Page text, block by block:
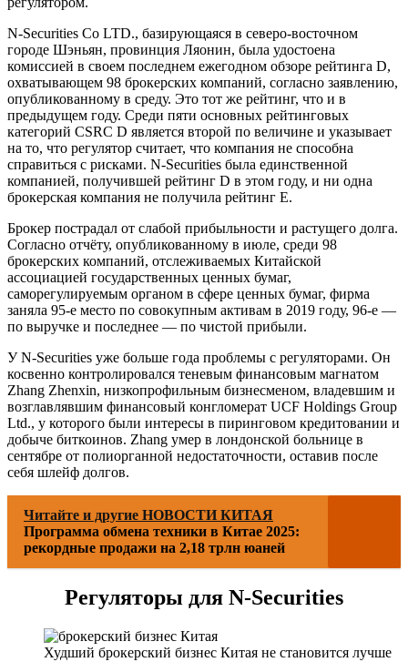
N-Securities Co LTD., базирующаяся в северо-восточном
городе Шэньян, провинция Ляонин, была удостоена
комиссией в своем последнем ежегодном обзоре рейтинга D,
охватывающем 98 брокерских компаний, согласно заявлению,
опубликованному в среду. Это тот же рейтинг, что и в
предыдущем году. Среди пяти основных рейтинговых
категорий CSRC D является второй по величине и указывает
на то, что регулятор считает, что компания не способна
справиться с рисками. N-Securities была единственной
компанией, получившей рейтинг D в этом году, и ни одна
брокерская компания не получила рейтинг E.
Брокер пострадал от слабой прибыльности и растущего долга.
Согласно отчёту, опубликованному в июле, среди 98
брокерских компаний, отслеживаемых Китайской
ассоциацией государственных ценных бумаг,
саморегулируемым органом в сфере ценных бумаг, фирма
заняла 95-е место по совокупным активам в 2019 году, 96-е —
по выручке и последнее — по чистой прибыли.
У N-Securities уже больше года проблемы с регуляторами. Он
косвенно контролировался теневым финансовым магнатом
Zhang Zhenxin, низкопрофильным бизнесменом, владевшим и
возглавлявшим финансовый конгломерат UCF Holdings Group
Ltd., у которого были интересы в пиринговом кредитовании и
добыче биткоинов. Zhang умер в лондонской больнице в
сентябре от полиорганной недостаточности, оставив после
себя шлейф долгов.
Читайте и другие НОВОСТИ КИТАЯ
Программа обмена техники в Китае 2025:
рекордные продажи на 2,18 трлн юаней
Регуляторы для N-Securities
Худший брокерский бизнес Китая не становится лучше